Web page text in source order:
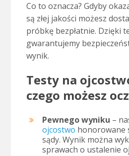
Co to oznacza? Gdyby
są złej jakości możesz
próbkę bezpłatnie. Dzięki
gwarantujemy
wynik.
Testy na
czego możesz
Pewnego wyniku –
ojcostwo honorowane
sądy. Wynik można
sprawach o ustalenie